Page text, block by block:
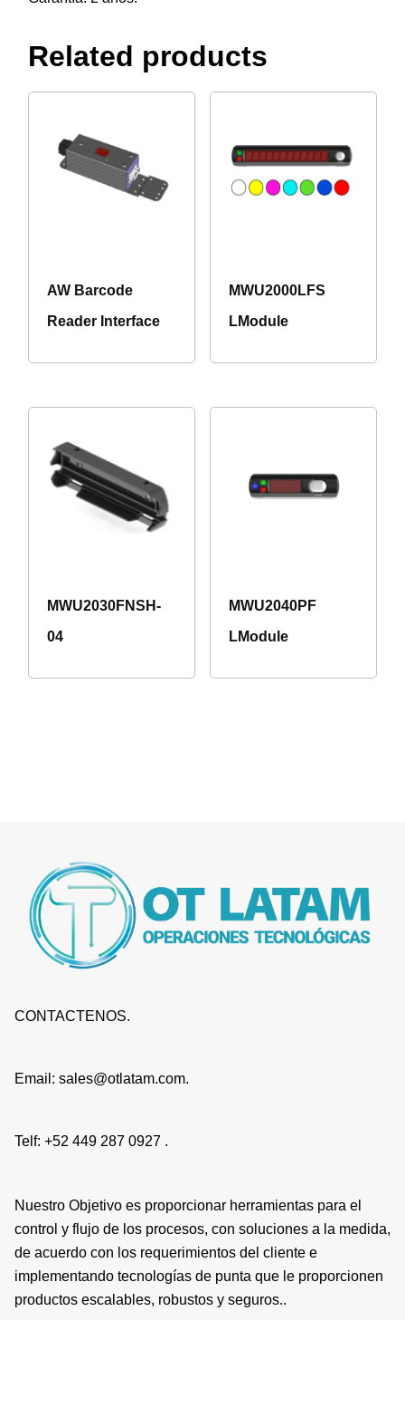
Related products
AW Barcode
Reader Interface
MWU2000LFS
LModule
MWU2030FNSH-
04
MWU2040PF
LModule
CONTACTENOS.
Email: sales@otlatam.com.
Telf: +52 449 287 0927 .
Nuestro Objetivo es proporcionar herramientas para el
control y flujo de los procesos, con soluciones a la medida,
de acuerdo con los requerimientos del cliente e
implementando tecnologías de punta que le proporcionen
productos escalables, robustos y seguros..